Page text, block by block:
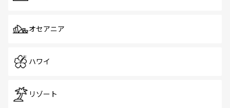
オセアニア
ハワイ
リゾート